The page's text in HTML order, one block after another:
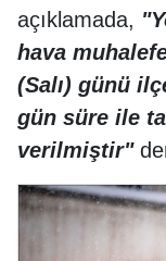
açıklamada,
hava
(Salı) günü
gün süre ile
verilmiştir"